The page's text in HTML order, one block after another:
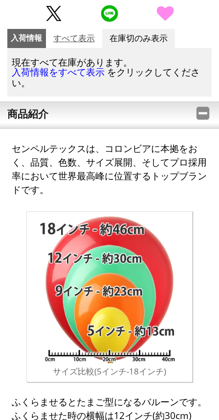
入荷情報 すべて表示 在庫切のみ表示
現在すべて在庫があります。
入荷情報をすべて表示 をクリックしてくださ
い。
商品紹介
センペルテックスは、コロンビアに本拠をお
く、品質、色数、サイズ展開、そしてプロ採用
率において世界最高峰に位置するトップブラン
ドです。
サイズ比較(5インチ-18インチ)
ふくらませるとたまご型になるバルーンです。
ふくらませた時の横幅は12インチ(約30cm)